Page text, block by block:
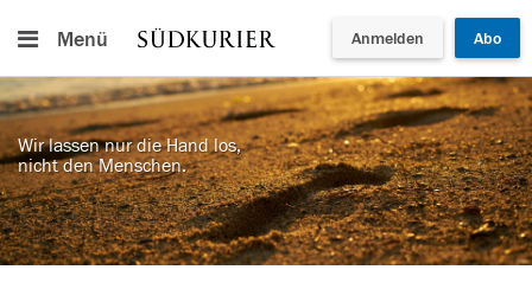
Menü Anmelden Abo
Wir lassen nur die Hand los,
nicht den Menschen.